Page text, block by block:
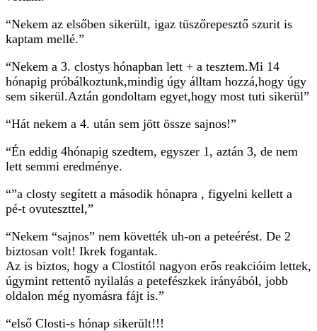
“Nekem az elsőben sikerült, igaz tüszőrepesztő szurit is
kaptam mellé.”
“Nekem a 3. clostys hónapban lett + a tesztem.Mi 14
hónapig próbálkoztunk,mindig úgy álltam hozzá,hogy úgy
sem sikerül.Aztán gondoltam egyet,hogy most tuti sikerül”
“Hát nekem a 4. után sem jött össze sajnos!”
“Én eddig 4hónapig szedtem, egyszer 1, aztán 3, de nem
lett semmi eredménye.
“”a closty segített a második hónapra , figyelni kellett a
pé-t ovuteszttel,”
“Nekem “sajnos” nem követték uh-on a peteérést. De 2
biztosan volt! Ikrek fogantak.
Az is biztos, hogy a Clostitól nagyon erős reakcióim lettek,
úgymint rettentő nyilalás a petefészkek irányából, jobb
oldalon még nyomásra fájt is.”
“első Closti-s hónap sikerült!!!